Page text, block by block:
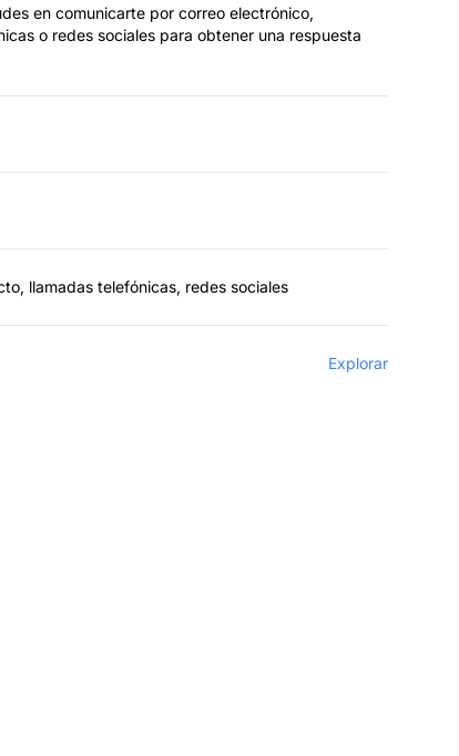
en comunicarte por correo electrónico,
o redes sociales para obtener una respuesta
llamadas telefónicas, redes sociales
Explorar